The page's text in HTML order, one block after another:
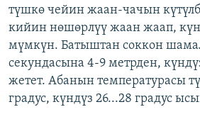
түшкө чейин жаан-чачын
кийин нөшөрлүү жаан жаап,
мүмкүн. Батыштан соккон
секундасына 4-9 метрден,
жетет. Абанын температурасы
градус, күндүз 26...28 градус